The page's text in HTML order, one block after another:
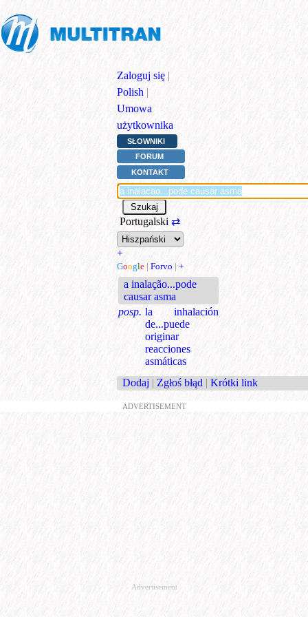
Zaloguj się |
Polish |
Umowa
użytkownika
SŁOWNIKI
FORUM
KONTAKT
Portugalski ⇄
+
Google | Forvo | +
a inalação...pode
causar asma
posp. la inhalación
de...puede
originar
reacciones
asmáticas
Dodaj | Zgłoś błąd | Krótki link
ADVERTISEMENT
Advertisement